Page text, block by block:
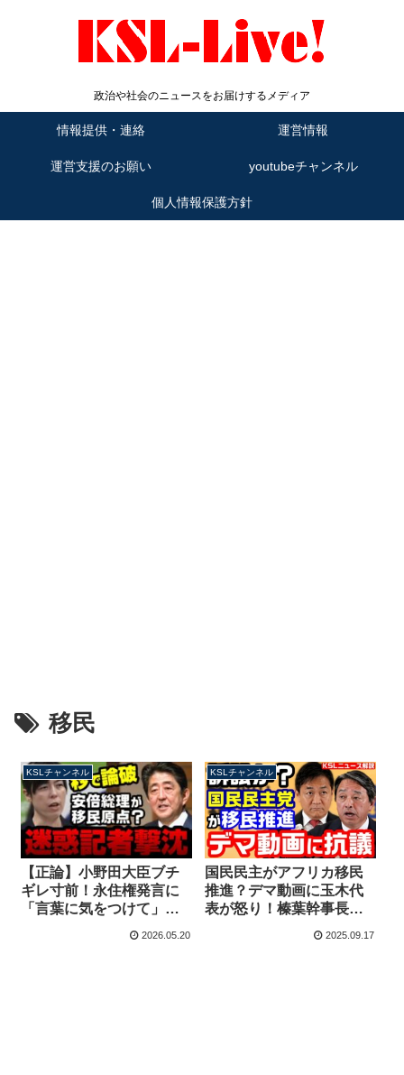
政治や社会のニュースをお届けするメディア
情報提供・連絡 運営情報
運営支援のお願い youtubeチャンネル
個人情報保護方針
移民
KSLチャンネル
【正論】小野田大臣ブチ
ギレ寸前！永住権発言に
「言葉に気をつけて」迷
会見中に流し移民政策と
2026.05.20
KSLチャンネル
国民民主がアフリカ移民
推進？デマ動画に玉木代
表が怒り！榛葉幹事長の
ャプション付け拡散
2025.09.17